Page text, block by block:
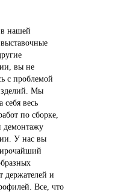
в нашей
вы не
с проблемой
Мы
себя весь
по сборке,
демонтажу
У нас вы
держателей и
Все, что